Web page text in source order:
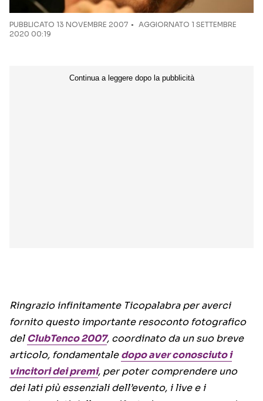
PUBBLICATO 13 NOVEMBRE 2007
AGGIORNATO 1 SETTEMBRE
2020 00:19
Ringrazio infinitamente Ticopalabra per averci
fornito questo importante resoconto fotografico
del ClubTenco 2007, coordinato da un suo breve
articolo, fondamentaledopo aver conosciuto i
vincitori dei premi, per poter comprendere uno
dei lati più essenziali dell’evento, i live e i